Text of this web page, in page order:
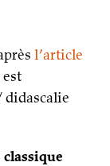
l’article